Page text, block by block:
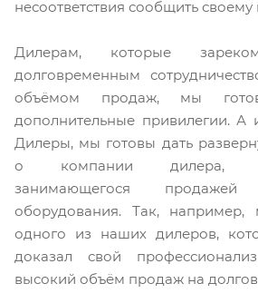
несоответствия сообщить
Дилерам, которые
долговременным
объёмом продаж, мы
дополнительные привилегии. А
Дилеры, мы готовы дать
о компании дилера,
занимающегося продажей
оборудования. Так,
одного из наших дилеров,
доказал свой
высокий объём продаж на